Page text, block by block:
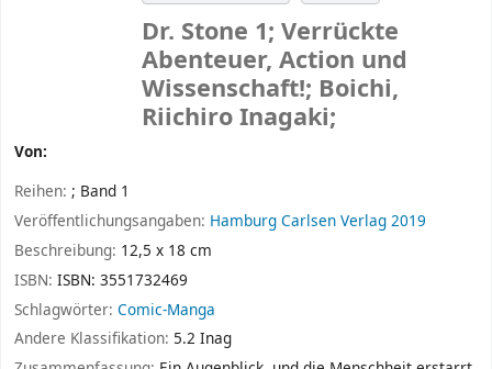
Dr. Stone 1; Verrückte
Abenteuer, Action und
Wissenschaft!; Boichi,
Riichiro Inagaki;
Von:
Reihen: ; Band 1
Veröffentlichungsangaben: Hamburg Carlsen Verlag 2019
Beschreibung: 12,5 x 18 cm
ISBN: ISBN: 3551732469
Schlagwörter: Comic-Manga
Andere Klassifikation: 5.2 Inag